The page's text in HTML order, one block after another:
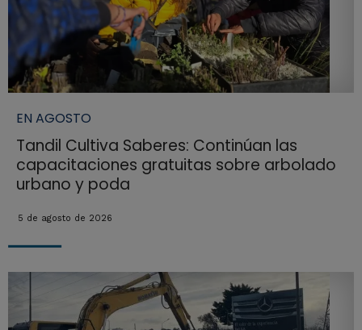
EN AGOSTO
Tandil Cultiva Saberes: Continúan las
capacitaciones gratuitas sobre arbolado
urbano y poda
5 de agosto de 2026